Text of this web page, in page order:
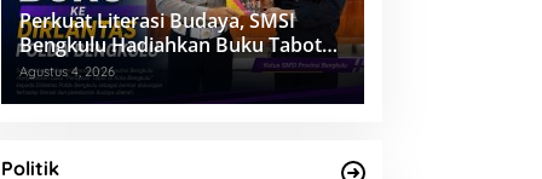
Perkuat Literasi Budaya, SMSI
Bengkulu Hadiahkan Buku Tabot
untuk Dirlantas Polda
Agustus 4, 2026
Politik